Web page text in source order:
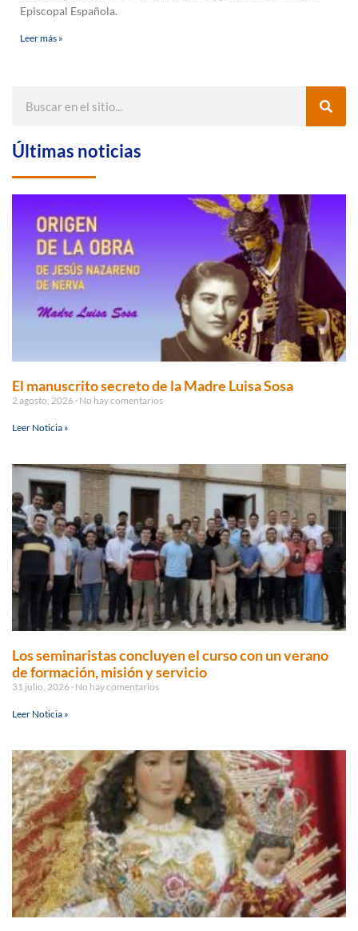
Episcopal Española.
Leer más »
Últimas noticias
El manuscrito secreto de la Madre Luisa Sosa
2 agosto, 2026 No hay comentarios
Leer Noticia »
Los seminaristas concluyen el curso con un verano
de formación, misión y servicio
31 julio, 2026 No hay comentarios
Leer Noticia »